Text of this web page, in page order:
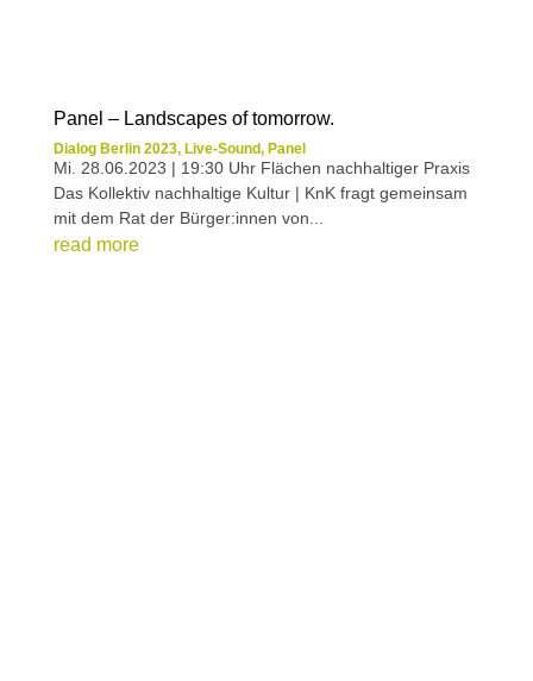
Panel – Landscapes of tomorrow.
Dialog Berlin 2023, Live-Sound, Panel
Mi. 28.06.2023 | 19:30 Uhr Flächen nachhaltiger Praxis
Das Kollektiv nachhaltige Kultur | KnK fragt gemeinsam
mit dem Rat der Bürger:innen von...
read more